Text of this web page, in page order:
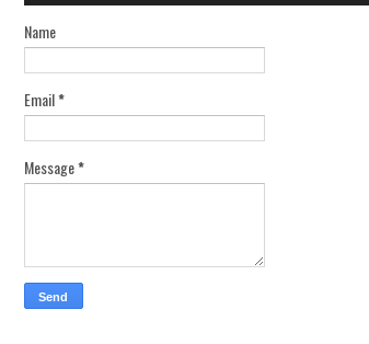
Name
Email*
Message*